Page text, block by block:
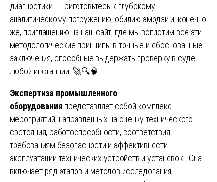
диагностики. Приготовьтесь к глубокому
аналитическому погружению, обилию эмодзи и, конечно
же, приглашению на наш сайт, где мы воплотим все эти
методологические принципы в точные и обоснованные
заключения, способные выдержать проверку в суде
любой инстанции! 🚀🔍🧠
Экспертиза промышленного
оборудования представляет собой комплекс
мероприятий, направленных на оценку технического
состояния, работоспособности, соответствия
требованиям безопасности и эффективности
эксплуатации технических устройств и установок. Она
включает ряд этапов и методов исследования,